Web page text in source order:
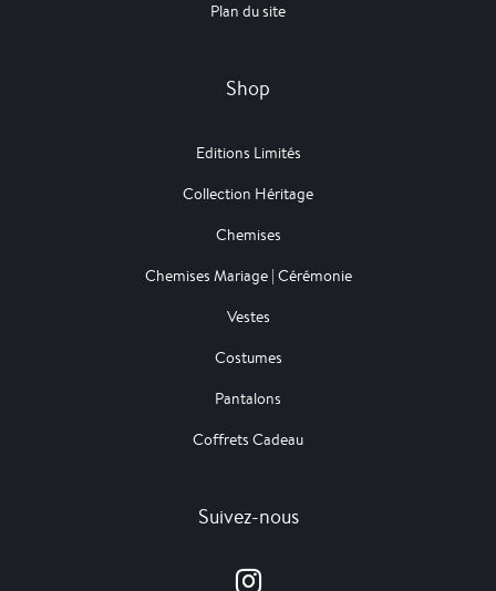
Plan du site
Shop
Editions Limités
Collection Héritage
Chemises
Chemises Mariage | Cérémonie
Vestes
Costumes
Pantalons
Coffrets Cadeau
Suivez-nous